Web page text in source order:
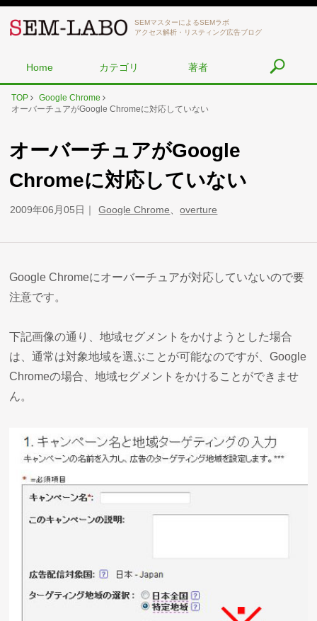
SEMマスターによるSEMラボ
アクセス解析・リスティング広告ブログ
Home カテゴリ 著者
TOP
Google Chrome
オーバーチュアがGoogle Chromeに対応していない
オーバーチュアがGoogle
Chromeに対応していない
2009年06月05日 Google Chrome 、overture
Google Chromeにオーバーチュアが対応していないので要
注意です。
下記画像の通り、地域セグメントをかけようとした場合
は、通常は対象地域を選ぶことが可能なのですが、Google
Chromeの場合、地域セグメントをかけることができませ
ん。